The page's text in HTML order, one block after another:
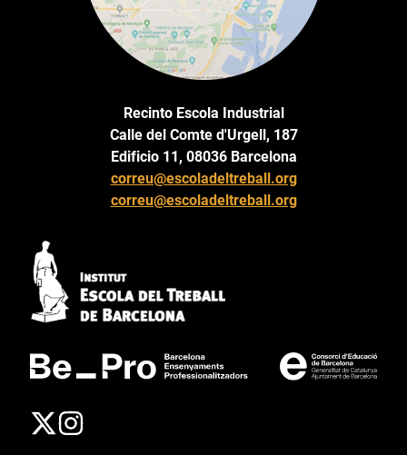
Recinto Escola Industrial
Calle del Comte d'Urgell, 187
Edificio 11, 08036 Barcelona
correu@escoladeltreball.org
correu@escoladeltreball.org